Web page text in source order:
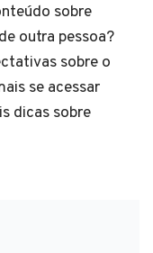
sobre
outra pessoa?
sobre o
se acessar
dicas sobre